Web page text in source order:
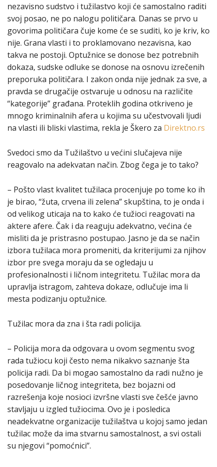
nezavisno sudstvo i tužilastvo koji će samostalno raditi
svoj posao, ne po nalogu političara. Danas se prvo u
govorima političara čuje kome će se suditi, ko je kriv, ko
nije. Grana vlasti i to proklamovano nezavisna, kao
takva ne postoji. Optužnice se donose bez potrebnih
dokaza, sudske odluke se donose na osnovu izrečenih
preporuka političara. I zakon onda nije jednak za sve, a
pravda se drugačije ostvaruje u odnosu na različite
“kategorije” građana. Proteklih godina otkriveno je
mnogo kriminalnih afera u kojima su učestvovali ljudi
na vlasti ili bliski vlastima, rekla je Škero za Direktno.rs
Svedoci smo da Tužilaštvo u većini slučajeva nije
reagovalo na adekvatan način. Zbog čega je to tako?
– Pošto vlast kvalitet tužilaca procenjuje po tome ko ih
je birao, “žuta, crvena ili zelena” skupština, to je onda i
od velikog uticaja na to kako će tužioci reagovati na
aktere afere. Čak i da reaguju adekvatno, većina će
misliti da je pristrasno postupao. Jasno je da se način
izbora tužilaca mora promeniti, da kriterijumi za njihov
izbor pre svega moraju da se ogledaju u
profesionalnosti i ličnom integritetu. Tužilac mora da
upravlja istragom, zahteva dokaze, odlučuje ima li
mesta podizanju optužnice.
Tužilac mora da zna i šta radi policija.
– Policija mora da odgovara u ovom segmentu svog
rada tužiocu koji često nema nikakvo saznanje šta
policija radi. Da bi mogao samostalno da radi nužno je
posedovanje ličnog integriteta, bez bojazni od
razrešenja koje nosioci izvršne vlasti sve češće javno
stavljaju u izgled tužiocima. Ovo je i posledica
neadekvatne organizacije tužilaštva u kojoj samo jedan
tužilac može da ima stvarnu samostalnost, a svi ostali
su njegovi “pomoćnici”.